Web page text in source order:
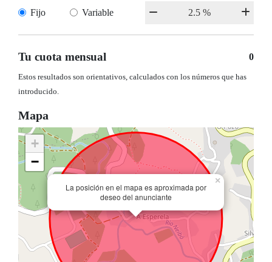
Fijo Variable
Tu cuota mensual 0
Estos resultados son orientativos, calculados con los números que has
introducido.
Mapa
La posición en el mapa es aproximada por
deseo del anunciante
×
+
−